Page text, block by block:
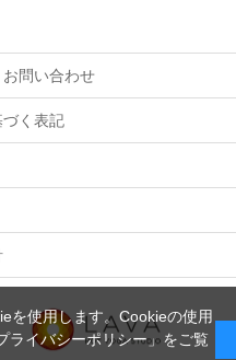
問い合わせ
く表記
を使用します。Cookieの使用
ライバシーポリシー」をご覧